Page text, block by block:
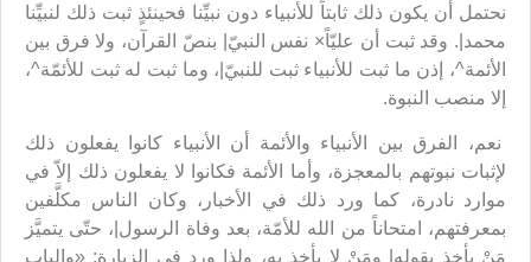
نحتمل أن يكون ذلك ثابتاً للأنبياء دون نبيِّنا فحينئذٍ ثبت ذلك لنبيِّنا
محمد|. وقد ثبت أن عليّاً× نفس النبيّ| بنصّ القرآن، ولا فرق بين
الأئمة^، إذن ما ثبت للأنبياء ثبت للنبيّ|، وما ثبت له ثبت للأئمّة^،
إلا منصب النبوة.
نعم، الفرق بين الأنبياء والأئمة أن الأنبياء كانوا يفعلون ذلك
لإثبات نبوتهم بالمعجزة، وأما الأئمة فكانوا لا يفعلون ذلك إلاّ في
موارد نادرة، كما ورد ذلك في الأخبار، وكان الناس مكلَّفين
بمعرفتهم، امتحاناً من الله للأمّة، بعد وفاة الرسول|، حتّى يتميَّز
مَنْ يأخذ بقوله| ومَنْ لا يأخذ به، ولذا ورد في الزيارة: «والباب